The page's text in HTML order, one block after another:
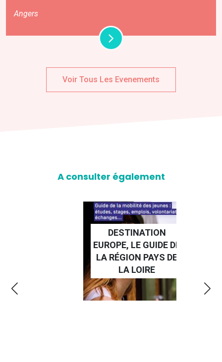
Angers
Voir Tous Les Evenements
A consulter également
DESTINATION
EUROPE, LE GUIDE DE
LA RÉGION PAYS DE
LA LOIRE